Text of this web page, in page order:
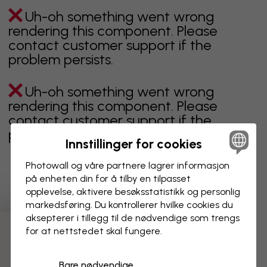
Uh-oh something went wrong
rendering this component. Please
contact customer support if the
problem persists.
Uh-oh something went wrong
rendering this component. Please
contact customer support if the
problem persists.
Viser side 1 av 1 sider
Oppdag fleire kategoriar
Innstillinger for cookies
Photowall og våre partnere lagrer informasjon
på enheten din for å tilby en tilpasset
opplevelse, aktivere besøks­statistikk og personlig
markedsføring. Du kontrollerer hvilke cookies du
aksepterer i tillegg til de nødvendige som trengs
for at nettstedet skal fungere.